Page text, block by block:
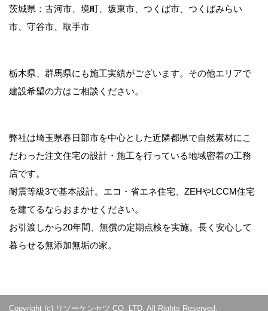
茨城県：古河市、境町、坂東市、つくば市、つくばみらい
市、守谷市、取手市
栃木県、群馬県にも施工実績がございます。その他エリアで
建設希望の方はご相談ください。
弊社は埼玉県春日部市を中心とした近隣都県で自然素材にこ
だわった注文住宅の設計・施工を行っている地域密着の工務
店です。
耐震等級3で基本設計。エコ・省エネ住宅、ZEHやLCCM住宅
を建てるならおまかせください。
お引渡しから20年間、無償の定期点検を実施。長く安心して
暮らせる無添加無垢の家。
Copyright (c) リソーケンセツ CO.,LTD. All Rights Reserved.